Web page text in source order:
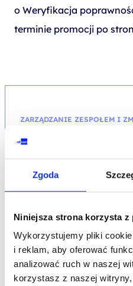
Zgoda
Niniejsza strona korzysta z
Wykorzystujemy pliki
i reklam, aby oferować
analizować ruch w naszej
korzystasz z naszej
o Weryfikacja
terminie promocji po
ZARZĄDZANIE ZESPOŁEM I
Change Management
kod szkolenia: ZP-PCHM3 / PL
od
Pierwotna
cena
wynosiła:
2 900,00 PLN.
2 600,00 PLN
Aktualna
cena
wynosi:
2 600,00 PLN.
+ 23% VAT (3 198,00PLN brutto)
Poprzednia najniższa cena: